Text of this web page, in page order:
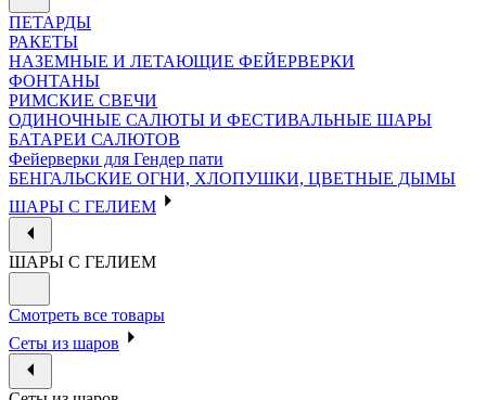
ПЕТАРДЫ
РАКЕТЫ
НАЗЕМНЫЕ И ЛЕТАЮЩИЕ ФЕЙЕРВЕРКИ
ФОНТАНЫ
РИМСКИЕ СВЕЧИ
ОДИНОЧНЫЕ САЛЮТЫ И ФЕСТИВАЛЬНЫЕ ШАРЫ
БАТАРЕИ САЛЮТОВ
Фейерверки для Гендер пати
БЕНГАЛЬСКИЕ ОГНИ, ХЛОПУШКИ, ЦВЕТНЫЕ ДЫМЫ
ШАРЫ С ГЕЛИЕМ
ШАРЫ С ГЕЛИЕМ
Смотреть все товары
Сеты из шаров